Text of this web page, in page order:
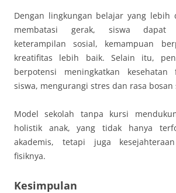
Dengan lingkungan belajar yang lebih
membatasi gerak, siswa dapat
keterampilan sosial, kemampuan
kreatifitas lebih baik. Selain itu,
berpotensi meningkatkan
siswa, mengurangi stres dan rasa
Model sekolah tanpa kursi
holistik anak, yang tidak hanya
akademis, tetapi juga
fisiknya.
Kesimpulan